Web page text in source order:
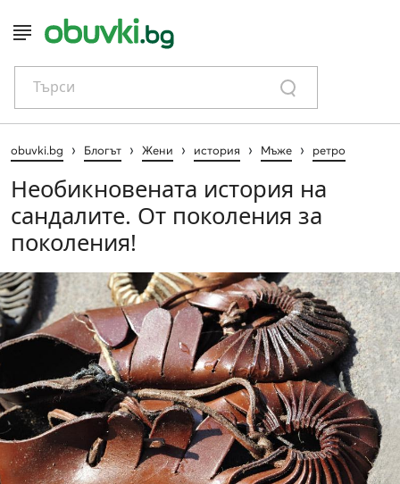
Търси
obuvki.bg › Блогът › Жени › история › Мъже › ретро
Необикновената история на
сандалите. От поколения за
поколения!